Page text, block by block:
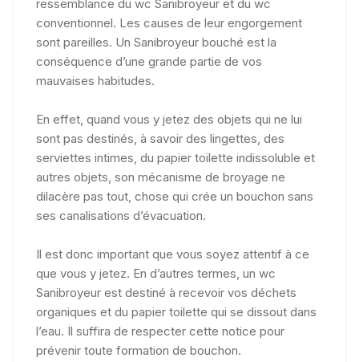
ressemblance du wc Sanibroyeur et du wc
conventionnel. Les causes de leur engorgement
sont pareilles. Un Sanibroyeur bouché est la
conséquence d’une grande partie de vos
mauvaises habitudes.
En effet, quand vous y jetez des objets qui ne lui
sont pas destinés, à savoir des lingettes, des
serviettes intimes, du papier toilette indissoluble et
autres objets, son mécanisme de broyage ne
dilacère pas tout, chose qui crée un bouchon sans
ses canalisations d’évacuation.
Il est donc important que vous soyez attentif à ce
que vous y jetez. En d’autres termes, un wc
Sanibroyeur est destiné à recevoir vos déchets
organiques et du papier toilette qui se dissout dans
l’eau. Il suffira de respecter cette notice pour
prévenir toute formation de bouchon.